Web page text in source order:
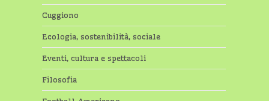
Cuggiono
Ecologia, sostenibilità, sociale
Eventi, cultura e spettacoli
Filosofia